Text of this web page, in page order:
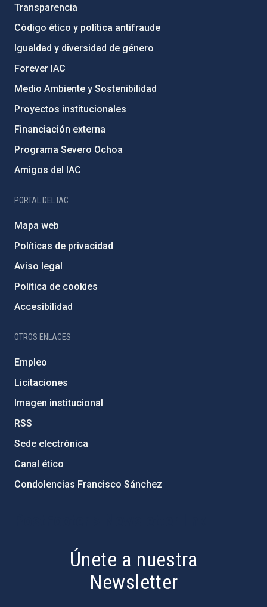
Transparencia
Código ético y política antifraude
Igualdad y diversidad de género
Forever IAC
Medio Ambiente y Sostenibilidad
Proyectos institucionales
Financiación externa
Programa Severo Ochoa
Amigos del IAC
PORTAL DEL IAC
Mapa web
Políticas de privacidad
Aviso legal
Política de cookies
Accesibilidad
OTROS ENLACES
Empleo
Licitaciones
Imagen institucional
RSS
Sede electrónica
Canal ético
Condolencias Francisco Sánchez
Únete a nuestra
Newsletter